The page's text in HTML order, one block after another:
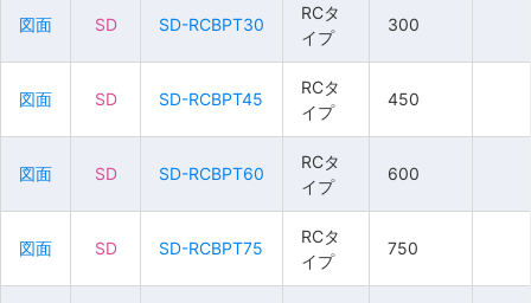
図面 SD SD-RCBPT30
RCタ
イプ
300
図面 SD SD-RCBPT45
RCタ
イプ
450
図面 SD SD-RCBPT60
RCタ
イプ
600
図面 SD SD-RCBPT75
RCタ
イプ
750
図面 SD SD-RCBPT30
RCタ
イプ
300
図面 SD SD-RCBPT45
RCタ
イプ
450
図面 SD SD-RCBPT60
RCタ
イプ
600
図面 SD SD-RCBPT75
RCタ
イプ
750
図面 SD SD-RCBPT30
RCタ
イプ
300
図面 SD SD-RCBPT45
RCタ
イプ
450
図面 SD SD-RCBPT60
RCタ
イプ
600
図面 SD SD-RCBPT75
RCタ
イプ
750
図面 SD SD-RCBPT30
RCタ
イプ
300
図面 SD SD-RCBPT45
RCタ
イプ
450
図面 SD SD-RCBPT60
RCタ
イプ
600
図面 SD SD-RCBPT75
RCタ
イプ
750